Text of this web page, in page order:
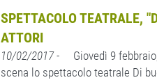
SPETTACOLO TEATRALE,
ATTORI
10/02/2017- Giovedì 9 febbraio,
scena lo spettacolo teatrale Di